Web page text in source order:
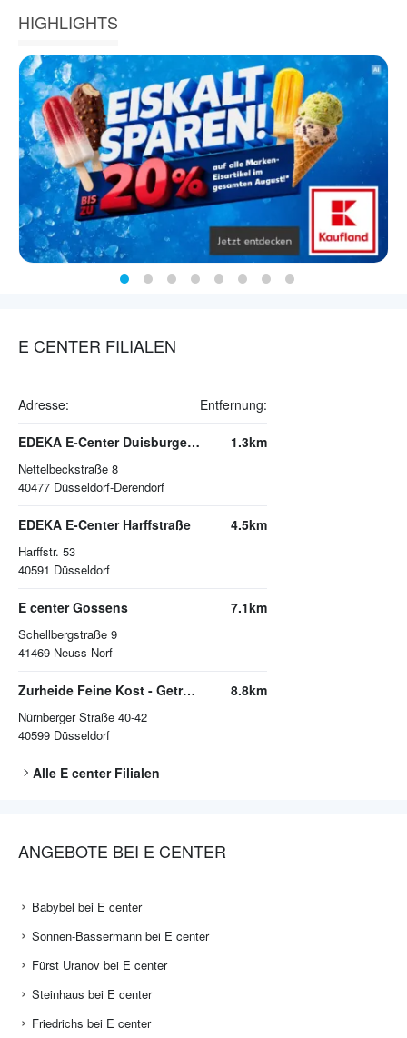
HIGHLIGHTS
E CENTER FILIALEN
Adresse: Entfernung:
EDEKA E-Center Duisburger Straße
Nettelbeckstraße 8
40477 Düsseldorf-Derendorf
1.3km
EDEKA E-Center Harffstraße
Harffstr. 53
40591 Düsseldorf
4.5km
E center Gossens
Schellbergstraße 9
41469 Neuss-Norf
7.1km
Zurheide Feine Kost - Getränkemarkt
Nürnberger Straße 40-42
40599 Düsseldorf
8.8km
Alle E centerFilialen
ANGEBOTE BEI E CENTER
Babybel bei E center
Sonnen-Bassermann bei E center
Fürst Uranov bei E center
Steinhaus bei E center
Friedrichs bei E center